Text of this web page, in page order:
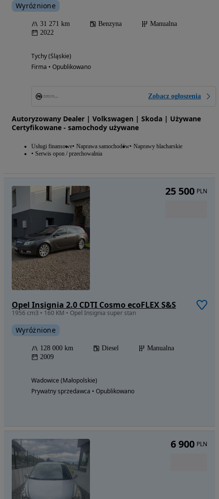
Wyróżnione
31 271 km Benzyna
Manualna
2022
Tychy (Śląskie)
Firma • Opublikowano
Zobacz ogłoszenia
Autoryzowany Dealer | Volkswagen | Skoda | Używane
Certyfikowane - samochody używane
Usługi finansowe Naprawa samochodów Naprawy blacharskie
Serwis opon / przechowalnia
Opel Insignia 2.0 CDTI Cosmo ecoFLEX S&S
1956 cm3 • 160 KM • Opel Insignia super stan
Wyróżnione
128 000 km Diesel
Manualna
2009
Wadowice (Małopolskie)
Prywatny sprzedawca • Opublikowano
25 500 PLN
6 900 PLN